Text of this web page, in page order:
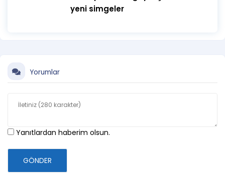
yeni simgeler
Yorumlar
Yanıtlardan haberim olsun.
GÖNDER